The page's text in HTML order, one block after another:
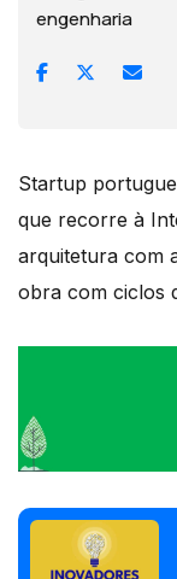
engenharia
Startup
que recorre à
arquitetura com
obra com ciclos